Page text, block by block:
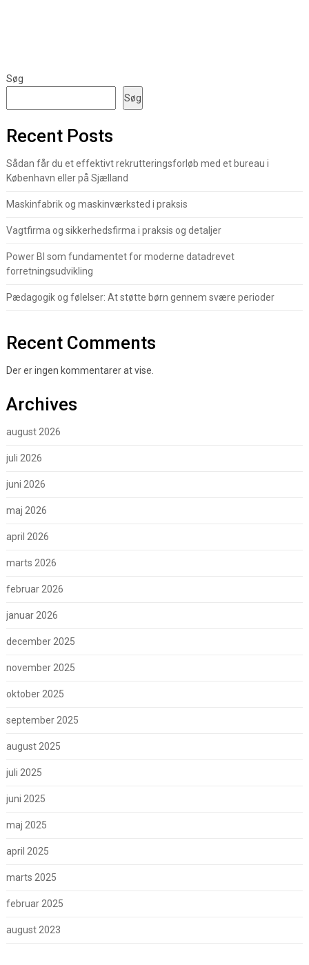
Søg
Søg
Recent Posts
Sådan får du et effektivt rekrutteringsforløb med et bureau i
København eller på Sjælland
Maskinfabrik og maskinværksted i praksis
Vagtfirma og sikkerhedsfirma i praksis og detaljer
Power BI som fundamentet for moderne datadrevet
forretningsudvikling
Pædagogik og følelser: At støtte børn gennem svære perioder
Recent Comments
Der er ingen kommentarer at vise.
Archives
august 2026
juli 2026
juni 2026
maj 2026
april 2026
marts 2026
februar 2026
januar 2026
december 2025
november 2025
oktober 2025
september 2025
august 2025
juli 2025
juni 2025
maj 2025
april 2025
marts 2025
februar 2025
august 2023